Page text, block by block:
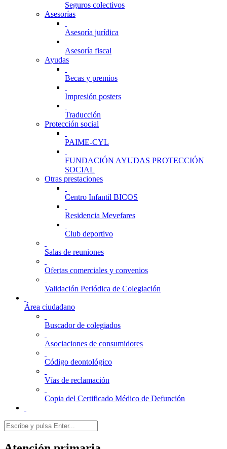
Seguros colectivos
Asesorías
Asesoría jurídica
Asesoría fiscal
Ayudas
Becas y premios
Impresión posters
Traducción
Protección social
PAIME-CYL
FUNDACIÓN AYUDAS PROTECCIÓN
SOCIAL
Otras prestaciones
Centro Infantil BICOS
Residencia Mevefares
Club deportivo
Salas de reuniones
Ofertas comerciales y convenios
Validación Periódica de Colegiación
Área ciudadano
Buscador de colegiados
Asociaciones de consumidores
Código deontológico
Vías de reclamación
Copia del Certificado Médico de Defunción